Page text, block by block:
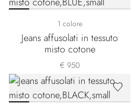
1 colore
Jeans affusolati in tessuto
misto cotone
€ 950